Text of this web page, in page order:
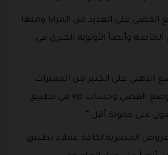
على العديد من المزايا ومنها
الخاصة وأيضاً الأولوية الكبرى في
على الكثير من المميزات
ومنها ” مميزات الوضع الفضي وحساب vip في تطبيق
على عمولة أقل “.
الحصرية لكافة عملاء تطبيق